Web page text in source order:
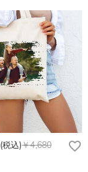
(税込)￥4,680